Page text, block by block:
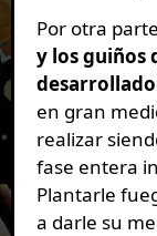
Por otra
y los guiños
en gran
realizar
fase entera
Plantarle
a darle su